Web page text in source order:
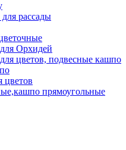
рассады
Орхидей
цветов, подвесные кашпо
цветов
прямоугольные